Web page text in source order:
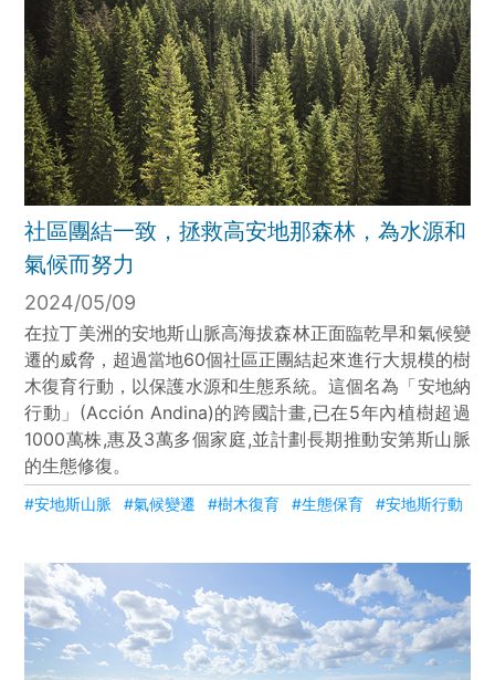
社區團結一致，拯救高安地那森林，為水源和
氣候而努力
2024/05/09
在拉丁美洲的安地斯山脈高海拔森林正面臨乾旱和氣候變
遷的威脅，超過當地60個社區正團結起來進行大規模的樹
木復育行動，以保護水源和生態系統。這個名為「安地納
行動」(Acción Andina)的跨國計畫,已在5年內植樹超過
1000萬株,惠及3萬多個家庭,並計劃長期推動安第斯山脈
的生態修復。
#安地斯山脈 #氣候變遷 #樹木復育 #生態保育 #安地斯行動